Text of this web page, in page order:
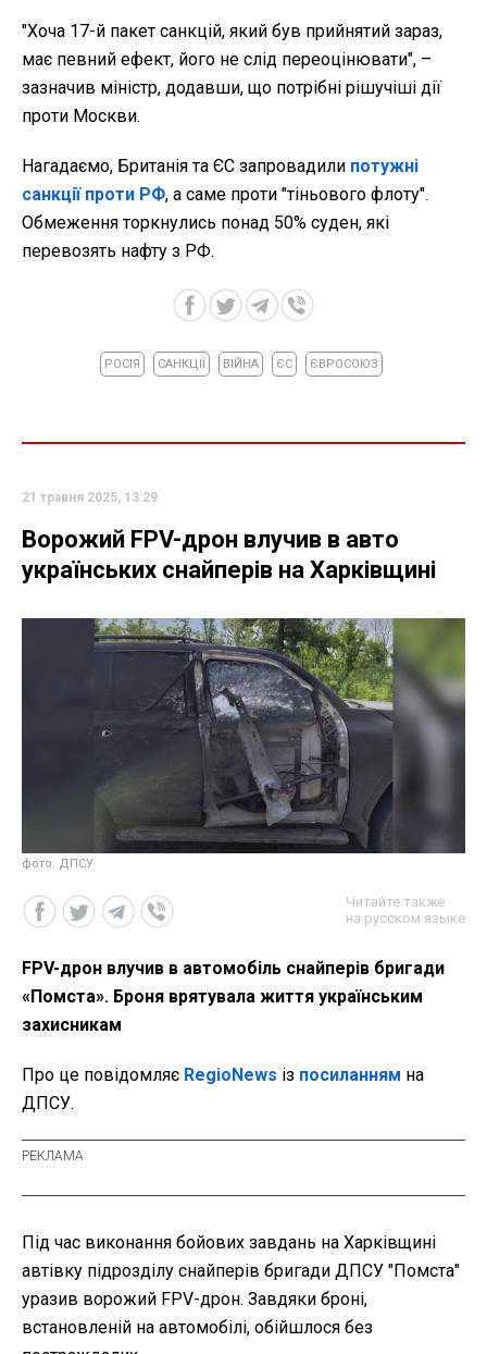
"Хоча 17-й пакет санкцій, який був прийнятий зараз,
має певний ефект, його не слід переоцінювати", –
зазначив міністр, додавши, що потрібні рішучіші дії
проти Москви.
Нагадаємо, Британія та ЄС запровадили потужні
санкції проти РФ, а саме проти "тіньового флоту".
Обмеження торкнулись понад 50% суден, які
перевозять нафту з РФ.
РОСІЯ САНКЦІЇ ВІЙНА ЄС ЄВРОСОЮЗ
21 травня 2025, 13:29
Ворожий FPV-дрон влучив в авто
українських снайперів на Харківщині
фото: ДПСУ
Читайте также
на русском языке
FPV-дрон влучив в автомобіль снайперів бригади
«Помста». Броня врятувала життя українським
захисникам
Про це повідомляє RegioNews із посиланням на
ДПСУ.
Під час виконання бойових завдань на Харківщині
автівку підрозділу снайперів бригади ДПСУ "Помста"
уразив ворожий FPV-дрон. Завдяки броні,
встановленій на автомобілі, обійшлося без